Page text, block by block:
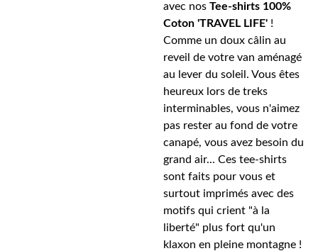
avec nos Tee-shirts 100%
Coton 'TRAVEL LIFE' !
Comme un doux câlin au
reveil de votre van aménagé
au lever du soleil. Vous êtes
heureux lors de treks
interminables, vous n'aimez
pas rester au fond de votre
canapé, vous avez besoin du
grand air... Ces tee-shirts
sont faits pour vous et
surtout imprimés avec des
motifs qui crient "à la
liberté" plus fort qu'un
klaxon en pleine montagne !